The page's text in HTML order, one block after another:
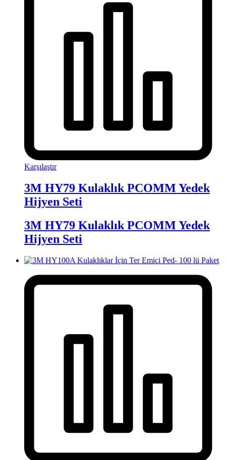
Karşılaştır
3M HY79 Kulaklık PCOMM Yedek
Hijyen Seti
3M HY79 Kulaklık PCOMM Yedek
Hijyen Seti